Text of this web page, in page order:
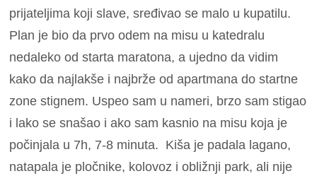
prijateljima koji slave, sređivao se malo u kupatilu.
Plan je bio da prvo odem na misu u katedralu
nedaleko od starta maratona, a ujedno da vidim
kako da najlakše i najbrže od apartmana do startne
zone stignem. Uspeo sam u nameri, brzo sam stigao
i lako se snašao i ako sam kasnio na misu koja je
počinjala u 7h, 7-8 minuta. Kiša je padala lagano,
natapala je pločnike, kolovoz i obližnji park, ali nije